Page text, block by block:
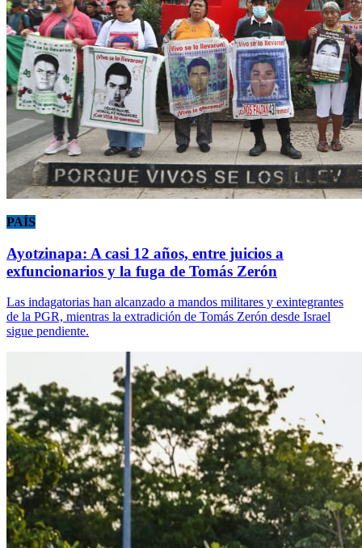
PAÍS
Ayotzinapa: A casi 12 años, entre juicios a
exfuncionarios y la fuga de Tomás Zerón
Las indagatorias han alcanzado a mandos militares y exintegrantes
de la PGR, mientras la extradición de Tomás Zerón desde Israel
sigue pendiente.